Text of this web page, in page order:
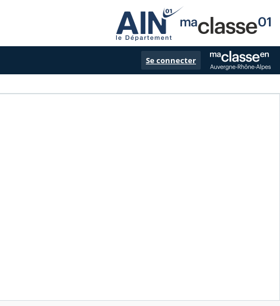
Se connecter